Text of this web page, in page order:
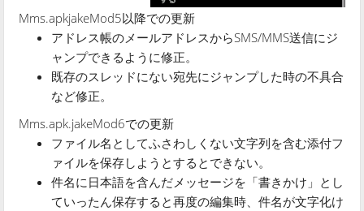
Mms.apkjakeMod5以降での更新
アドレス帳のメールアドレスからSMS/MMS送信にジ
ャンプできるように修正。
既存のスレッドにない宛先にジャンプした時の不具合
など修正。
Mms.apk.jakeMod6での更新
ファイル名としてふさわしくない文字列を含む添付フ
ァイルを保存しようとするとできない。
件名に日本語を含んだメッセージを「書きかけ」とし
ていったん保存すると再度の編集時、件名が文字化け